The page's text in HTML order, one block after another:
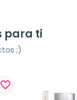
para ti
;)
favorite_border